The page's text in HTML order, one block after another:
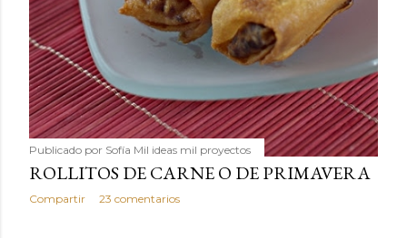
Publicado por Sofía Mil ideas mil proyectos
ROLLITOS DE CARNE O DE PRIMAVERA
Compartir 23 comentarios